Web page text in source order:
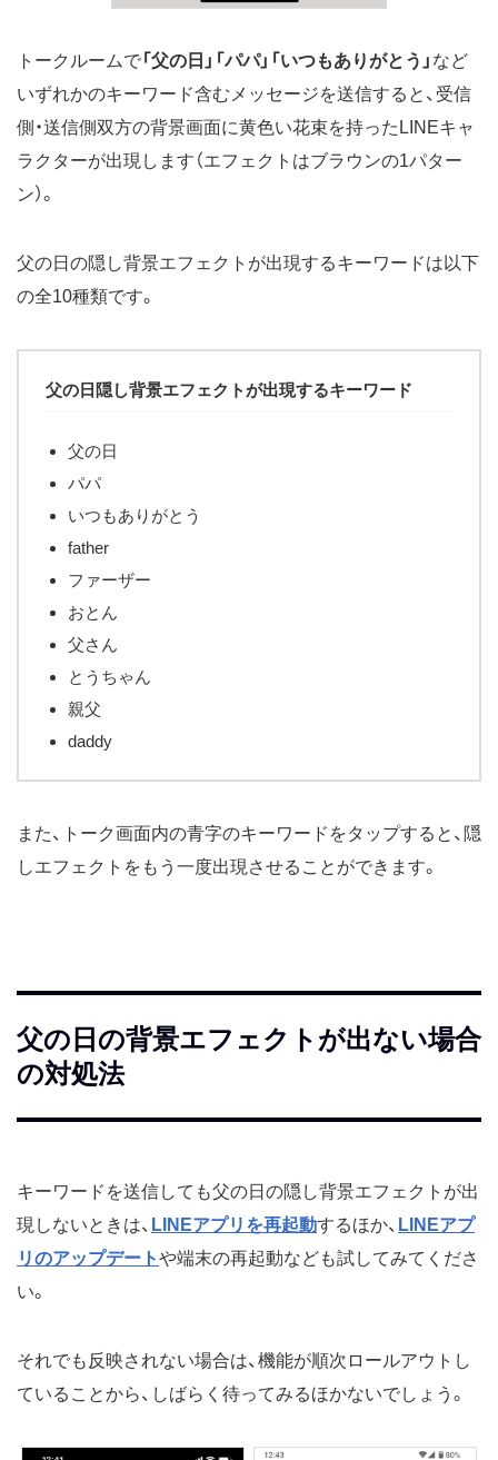
トークルームで「父の日」「パパ」「いつもありがとう」 など
いずれかのキーワード含むメッセージを送信すると、受信
側・送信側双方の背景画面に黄色い花束を持ったLINEキャ
ラクターが出現します（エフェクトはブラウンの1パター
ン）。
父の日の隠し背景エフェクトが出現するキーワードは以下
の全10種類です。
父の日隠し背景エフェクトが出現するキーワード
父の日
パパ
いつもありがとう
father
ファーザー
おとん
父さん
とうちゃん
親父
daddy
また、トーク画面内の青字のキーワードをタップすると、隠
しエフェクトをもう一度出現させることができます。
父の日の背景エフェクトが出ない場合
の対処法
キーワードを送信しても父の日の隠し背景エフェクトが出
現しないときは、 LINEアプリを再起動するほか、 LINEアプ
リのアップデートや端末の再起動なども試してみてくださ
い。
それでも反映されない場合は、機能が順次ロールアウトし
ていることから、しばらく待ってみるほかないでしょう。